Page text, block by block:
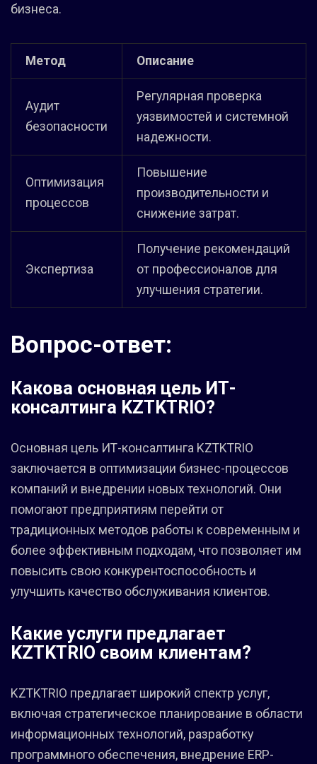
бизнеса.
Метод Описание
Аудит
безопасности
Регулярная проверка
уязвимостей и системной
надежности.
Оптимизация
процессов
Повышение
производительности и
снижение затрат.
Экспертиза
Получение рекомендаций
от профессионалов для
улучшения стратегии.
Вопрос-ответ:
Какова основная цель ИТ-
консалтинга KZTKTRIO?
Основная цель ИТ-консалтинга KZTKTRIO
заключается в оптимизации бизнес-процессов
компаний и внедрении новых технологий. Они
помогают предприятиям перейти от
традиционных методов работы к современным и
более эффективным подходам, что позволяет им
повысить свою конкурентоспособность и
улучшить качество обслуживания клиентов.
Какие услуги предлагает
KZTKTRIO своим клиентам?
KZTKTRIO предлагает широкий спектр услуг,
включая стратегическое планирование в области
информационных технологий, разработку
программного обеспечения, внедрение ERP-